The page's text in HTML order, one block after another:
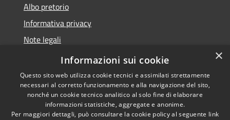
Albo pretorio
Informativa privacy
Note legali
Dichiarazione di accessibilità
Copyright © 2026 • Comune di
×
Informazioni sui cookie
Questo sito web utilizza cookie tecnici e assimilati strettamente
necessari al corretto funzionamento e alla navigazione del sito,
nonché un cookie tecnico analitico al solo fine di elaborare
informazioni statistiche, aggregate e anonime.
Per maggiori dettagli, può consultare la cookie policy al seguente link